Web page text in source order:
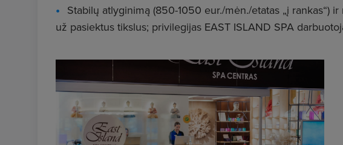
Stabilų atlyginimą (850-1050 eur./mėn./etatas „į rankas“)
už pasiektus tikslus; privilegijas EAST ISLAND SPA